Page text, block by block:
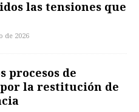
las tensiones que
de 2026
procesos de
la restitución de